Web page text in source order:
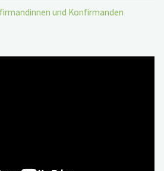
und Konfirmanden